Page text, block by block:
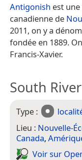
Antigonish est
canadienne de
2011, on y a
fondée en 1889.
Francis-Xavier.
South
Type :
Lieu : Nouvelle-
Canada,
Voir sur